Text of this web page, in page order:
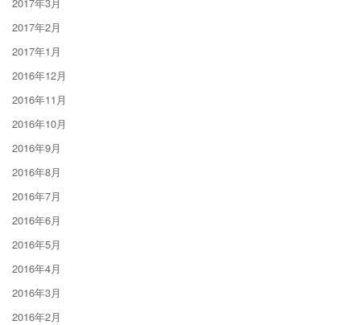
2017年2月
2017年1月
2016年12月
2016年11月
2016年10月
2016年9月
2016年8月
2016年7月
2016年6月
2016年5月
2016年4月
2016年3月
2016年2月